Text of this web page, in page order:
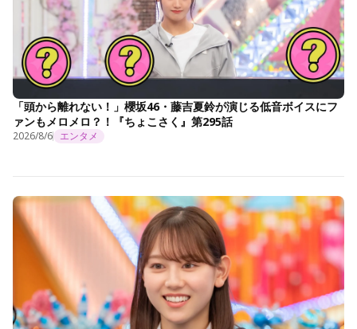
「頭から離れない！」櫻坂46・藤吉夏鈴が演じる低音ボイスにフ
ァンもメロメロ？！『ちょこさく』第295話
2026/8/6 エンタメ